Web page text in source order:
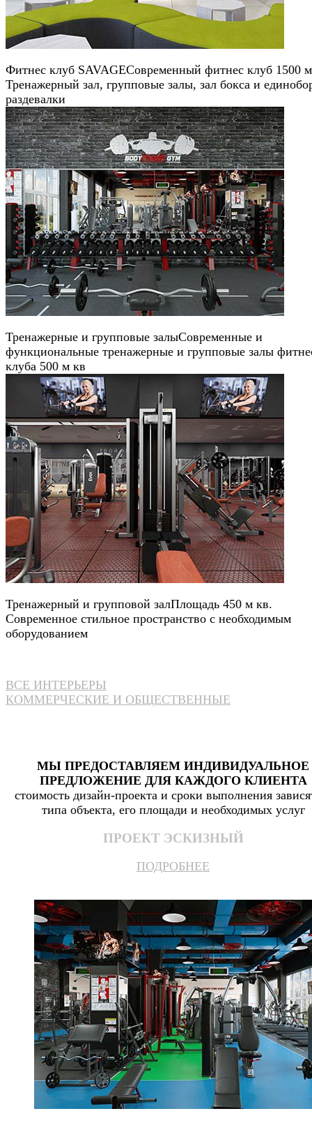
Фитнес клуб SAVAGEСовременный фитнес клуб 1500
Тренажерный зал, групповые залы, зал бокса и
раздевалки
Тренажерные и групповые залыСовременные и
функциональные тренажерные и групповые залы
клуба 500 м кв
Тренажерный и групповой залПлощадь 450 м кв.
Современное стильное пространство с необходимым
оборудованием
ВСЕ ИНТЕРЬЕРЫ
КОММЕРЧЕСКИЕ И ОБЩЕСТВЕННЫЕ
МЫ ПРЕДОСТАВЛЯЕМ ИНДИВИДУАЛЬНОЕ
ПРЕДЛОЖЕНИЕ ДЛЯ КАЖДОГО КЛИЕНТА
стоимость дизайн-проекта и сроки выполнения
типа объекта, его площади и необходимых услуг
ПРОЕКТ ЭСКИЗНЫЙ
ПОДРОБНЕЕ